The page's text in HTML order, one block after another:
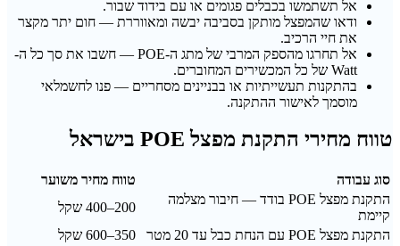
אל תשתמשו בכבלים פגומים או עם בידוד שבור.
ודאו שהמפצל מותקן בסביבה יבשה ומאווררת — חום יתר מקצר
את חיי הרכיב.
אל תחרגו מהספק המרבי של מתג ה-POE — חשבו את סך כל ה-
Watt של כל המכשירים המחוברים.
בהתקנות תעשייתיות או בבניינים מסחריים — פנו לחשמלאי
מוסמך לאישור ההתקנה.
טווח מחירי התקנת מפצל POE בישראל
סוג עבודה
טווח מחיר משוער
התקנת מפצל POE בודד — חיבור מצלמה
קיימת
200–400 שקל
התקנת מפצל POE עם הנחת כבל עד 20 מטר
350–600 שקל